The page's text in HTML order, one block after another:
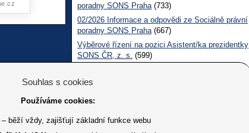
poradny SONS Praha (733)
02/2026 Informace a odpovědi ze Sociálně právní
poradny SONS Praha (667)
Výběrové řízení na pozici Asistent/ka prezidentky
SONS ČR, z. s. (599)
zrakovým postižením – vyplňte prosím dotazník
Filmový festival o lidských právech Jeden svět
2026
(502)
Souhlas s cookies
Používáme cookies:
– běží vždy, zajišťují základní funkce webu